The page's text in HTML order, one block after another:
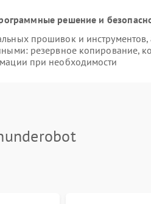
решение и
прошивок и инструментов,
резервное копирование,
при необходимости